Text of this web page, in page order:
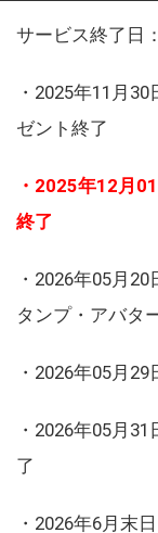
サービス終了日：
・2025年11月
ゼント終了
・2025年12月
終了
・2026年05月
タンプ・アバタ
・2026年05月
・2026年05月
了
・2026年6月末